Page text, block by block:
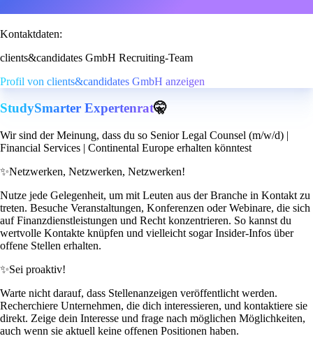
Kontaktdaten:
clients&candidates GmbH Recruiting-Team
Profil von clients&candidates GmbH anzeigen
StudySmarter Expertenrat🤫
Wir sind der Meinung, dass du so Senior Legal Counsel (m/w/d) |
Financial Services | Continental Europe erhalten könntest
✨Netzwerken, Netzwerken, Netzwerken!
Nutze jede Gelegenheit, um mit Leuten aus der Branche in Kontakt zu
treten. Besuche Veranstaltungen, Konferenzen oder Webinare, die sich
auf Finanzdienstleistungen und Recht konzentrieren. So kannst du
wertvolle Kontakte knüpfen und vielleicht sogar Insider-Infos über
offene Stellen erhalten.
✨Sei proaktiv!
Warte nicht darauf, dass Stellenanzeigen veröffentlicht werden.
Recherchiere Unternehmen, die dich interessieren, und kontaktiere sie
direkt. Zeige dein Interesse und frage nach möglichen Möglichkeiten,
auch wenn sie aktuell keine offenen Positionen haben.